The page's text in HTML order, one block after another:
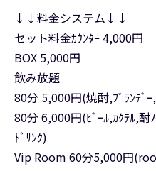
↓↓料金システム↓↓
セット料金ｶｳﾝﾀｰ 4,000円
BOX 5,000円
飲み放題
80分 5,000円(焼酎,ﾌﾞﾗﾝﾃﾞｰ
80分 6,000円(ﾋﾞｰﾙ,ｶｸﾃﾙ,酎
ﾄﾞﾘﾝｸ)
Vip Room 60分5,000円